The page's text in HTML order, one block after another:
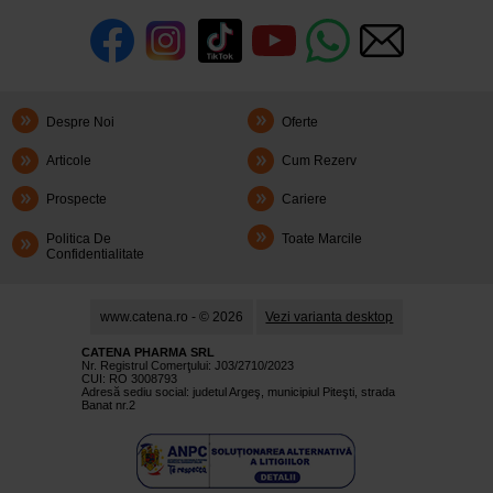
Despre Noi Oferte
Articole Cum Rezerv
Prospecte Cariere
Politica De
Confidentialitate
Toate Marcile
www.catena.ro - © 2026 Vezi varianta desktop
CATENA PHARMA SRL
Nr. Registrul Comerţului: J03/2710/2023
CUI: RO 3008793
Adresă sediu social: judetul Argeş, municipiul Piteşti, strada
Banat nr.2